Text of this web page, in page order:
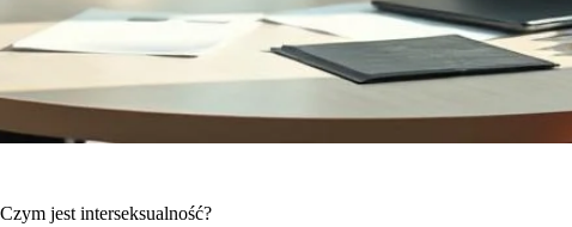
Czym jest interseksualność?